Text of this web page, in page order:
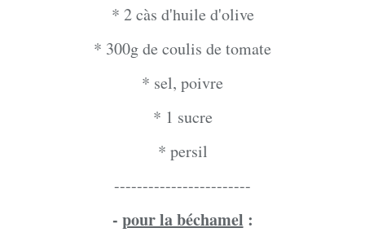
* 2 càs d'huile d'olive
* 300g de coulis de tomate
* sel, poivre
* 1 sucre
* persil
------------------------
- pour la béchamel :